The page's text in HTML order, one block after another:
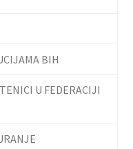
BIH
U FEDERACIJI